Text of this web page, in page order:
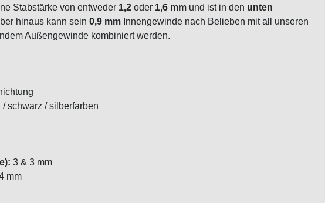
Stabstärke von entweder 1,2 oder 1,6 mm und ist in den unten
hinaus kann sein 0,9 mm Innengewinde nach Belieben mit all unseren
Außengewinde kombiniert werden.
schwarz / silberfarben
3 & 3 mm
mm